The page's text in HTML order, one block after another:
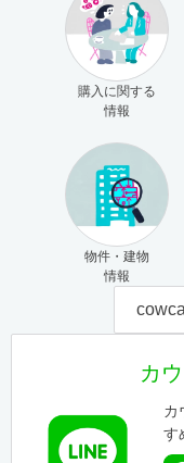
購入に関する
情報
物件・建物
情報
カ
カ
す